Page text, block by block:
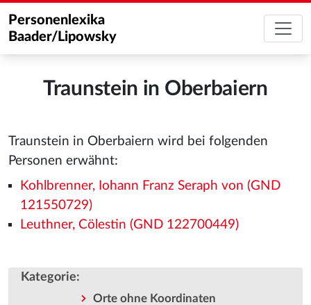
Personenlexika
Baader/Lipowsky
Traunstein in Oberbaiern
Traunstein in Oberbaiern wird bei folgenden
Personen erwähnt:
Kohlbrenner, Iohann Franz Seraph von (GND
121550729)
Leuthner, Cölestin (GND 122700449)
Kategorie:
Orte ohne Koordinaten